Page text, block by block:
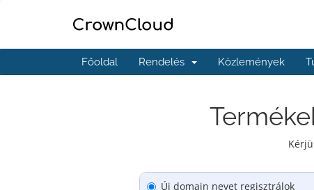
Főoldal Rendelés Közlemények
Új domain nevet regisztrálok